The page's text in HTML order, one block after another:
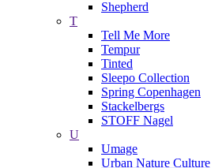
Shepherd
T
Tell Me More
Tempur
Tinted
Sleepo Collection
Spring Copenhagen
Stackelbergs
STOFF Nagel
U
Umage
Urban Nature Culture